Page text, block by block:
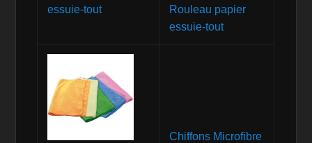
Rouleau papier
essuie-tout
Chiffons Microfibre